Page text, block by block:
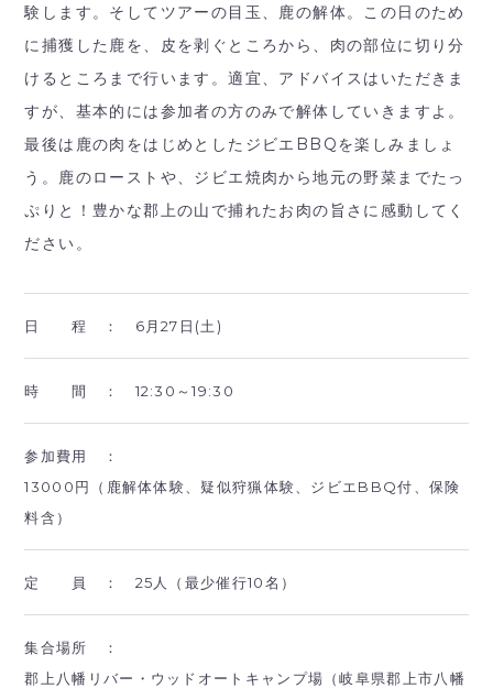
験します。そしてツアーの目玉、鹿の解体。この日のため
に捕獲した鹿を、皮を剥ぐところから、肉の部位に切り分
けるところまで行います。適宜、アドバイスはいただきま
すが、基本的には参加者の方のみで解体していきますよ。
最後は鹿の肉をはじめとしたジビエBBQを楽しみましょ
う。鹿のローストや、ジビエ焼肉から地元の野菜までたっ
ぷりと！豊かな郡上の山で捕れたお肉の旨さに感動してく
ださい。
日 程 ： 6月27日(土)
時 間 ： 12:30～19:30
参加費用 ：
13000円（鹿解体体験、疑似狩猟体験、ジビエBBQ付、保険
料含）
定 員 ： 25人（最少催行10名）
集合場所 ：
郡上八幡リバー・ウッドオートキャンプ場（岐阜県郡上市八幡